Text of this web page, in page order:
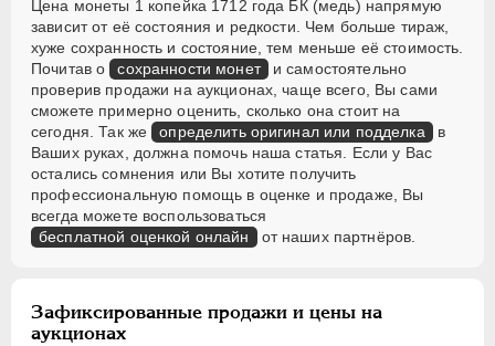
Цена монеты 1 копейка 1712 года БК (медь) напрямую
зависит от её состояния и редкости. Чем больше тираж,
хуже сохранность и состояние, тем меньше её стоимость.
Почитав о сохранности монет и самостоятельно
проверив продажи на аукционах, чаще всего, Вы сами
сможете примерно оценить, сколько она стоит на
сегодня. Так же определить оригинал или подделка в
Ваших руках, должна помочь наша статья. Если у Вас
остались сомнения или Вы хотите получить
профессиональную помощь в оценке и продаже, Вы
всегда можете воспользоваться
бесплатной оценкой онлайн от наших партнёров.
Зафиксированные продажи и цены на
аукционах